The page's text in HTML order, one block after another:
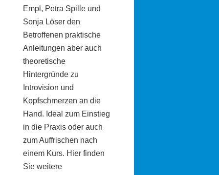
Empl, Petra Spille und
Sonja Löser den
Betroffenen praktische
Anleitungen aber auch
theoretische
Hintergründe zu
Introvision und
Kopfschmerzen an die
Hand. Ideal zum Einstieg
in die Praxis oder auch
zum Auffrischen nach
einem Kurs. Hier finden
Sie weitere